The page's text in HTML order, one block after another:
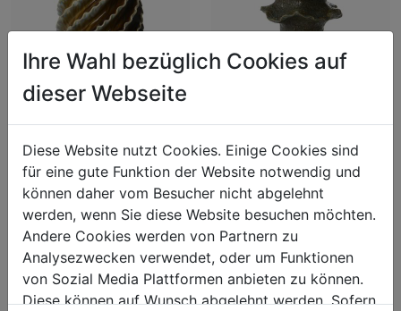
Rillenvase
Art.-Nr.: 5874400
L:21cm B:21cm H:31cm
Für Preisangaben bitte
einloggen!
Vase faltig
Art.-Nr.: 5874300
L:29cm B:29cm H:38cm
Für Preisangaben bitte
einloggen!
Ihre Wahl bezüglich Cookies auf
dieser Webseite
Diese Website nutzt Cookies. Einige Cookies sind
für eine gute Funktion der Website notwendig und
können daher vom Besucher nicht abgelehnt
werden, wenn Sie diese Website besuchen möchten.
Andere Cookies werden von Partnern zu
Analysezwecken verwendet, oder um Funktionen
von Sozial Media Plattformen anbieten zu können.
Diese können auf Wunsch abgelehnt werden. Sofern